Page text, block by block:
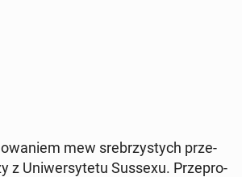
mew sre­brzy­stych prze­
z Uni­wer­sy­te­tu Sussexu. Prze­pro­